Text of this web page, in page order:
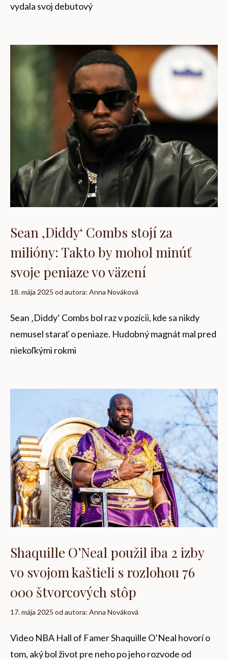
vydala svoj debutový
Sean ‚Diddy‘ Combs stojí za
milióny: Takto by mohol minúť
svoje peniaze vo väzení
18. mája 2025 od autora: Anna Nováková
Sean ‚Diddy‘ Combs bol raz v pozícii, kde sa nikdy
nemusel starať o peniaze. Hudobný magnát mal pred
niekoľkými rokmi
Shaquille O’Neal použil iba 2 izby
vo svojom kaštieli s rozlohou 76
000 štvorcových stôp
17. mája 2025 od autora: Anna Nováková
Video NBA Hall of Famer Shaquille O’Neal hovorí o
tom, aký bol život pre neho po jeho rozvode od